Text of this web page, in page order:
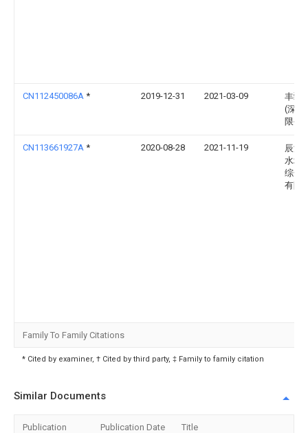
CN112450086A * 2019-12-31 2021-03-09
丰疆
(深圳
限公
CN113661927A * 2020-08-28 2021-11-19
辰溪
水塘
综合
有限
Family To Family Citations
* Cited by examiner, † Cited by third party, ‡ Family to family citation
Similar Documents
Publication Publication Date Title